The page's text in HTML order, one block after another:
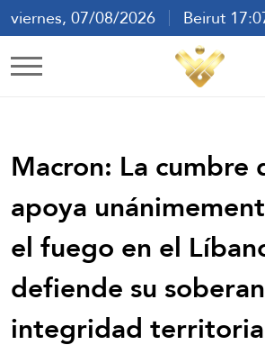
viernes, 07/08/2026
Beirut
ع En
Macron: La cumbre
apoya
el fuego en el
defiende su
integridad